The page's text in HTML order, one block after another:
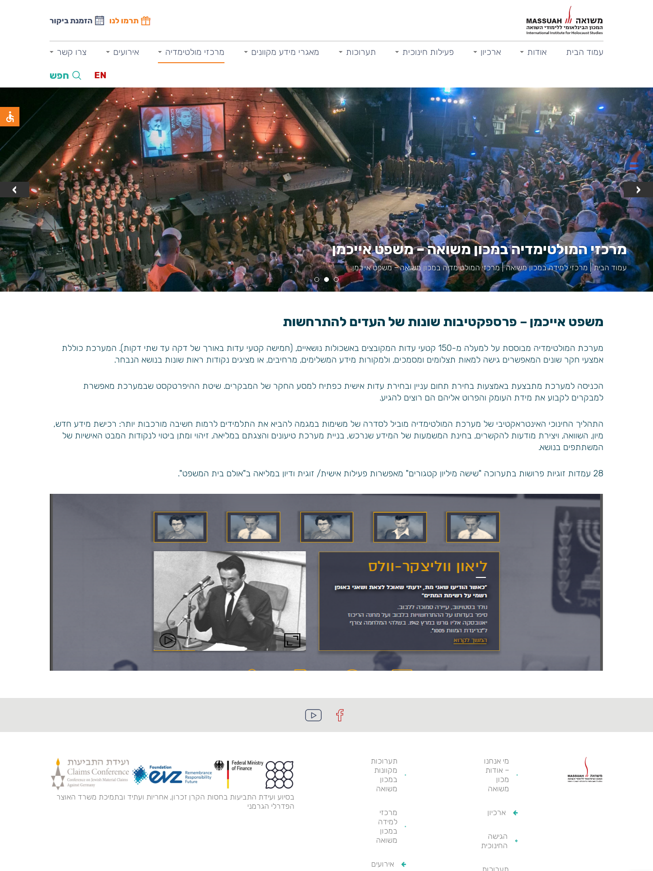
תרמו לנו הזמנת ביקור
עמוד הבית אודות ארכיון פעילות חינוכית תערוכות מאגרי מידע מקוונים מרכזי מולטימדיה אירועים צרו קשר
EN חפש
‹
›
מרכזי המולטימדיה במכון משואה – משפט אייכמן
עמוד הבית| מרכזי למידה במכון משואה|מרכזי המולטימדיה במכון משואה – משפט אייכמן
משפט אייכמן – פרספקטיבות שונות של העדים להתרחשות
מערכת המולטימדיה מבוססת על למעלה מ-150 קטעי עדות המקובצים באשכולות נושאיים, (חמישה קטעי עדות באורך של דקה עד שתי דקות). המערכת כוללת
אמצעי חקר שונים המאפשרים גישה למאות תצלומים ומסמכים, ולמקורות מידע המשלימים, מרחיבים, או מציגים נקודות ראות שונות בנושא הנבחר.
הכניסה למערכת מתבצעת באמצעות בחירת תחום עניין ובחירת עדות אישית כפתיח למסע החקר של המבקרים. שיטת ההיפרטקסט שבמערכת מאפשרת
למבקרים לקבוע את מידת העומק והפרוט אליהם הם רוצים להגיע.
התהליך החינוכי האינטראקטיבי של מערכת המולטימדיה מוביל לסדרה של משימות במגמה להביא את התלמידים לרמות חשיבה מורכבות יותר: רכישת מידע חדש,
מיון, השוואה, ויצירת מודעות להקשרים, בחינת המשמעות של המידע שנרכש, בניית מערכת טיעונים והצגתם במליאה, זיהוי ומתן ביטוי לנקודות המבט האישיות של
המשתתפים בנושא.
28 עמדות זוגיות פרושות בתערוכה "שישה מיליון קטגורים" מאפשרות פעילות אישית/ זוגית ודיון במליאה ב"אולם בית המשפט".
מי אנחנו
– אודות
מכון
משואה
ארכיון
הגישה
החינוכית
תערוכות
מקוונות
במכון
משואה
מרכזי
למידה
במכון
משואה
אירועים
בסיוע ועידת התביעות בחסות הקרן זכרון, אחריות ועתיד ובתמיכת משרד האוצר
הפדרלי הגרמני